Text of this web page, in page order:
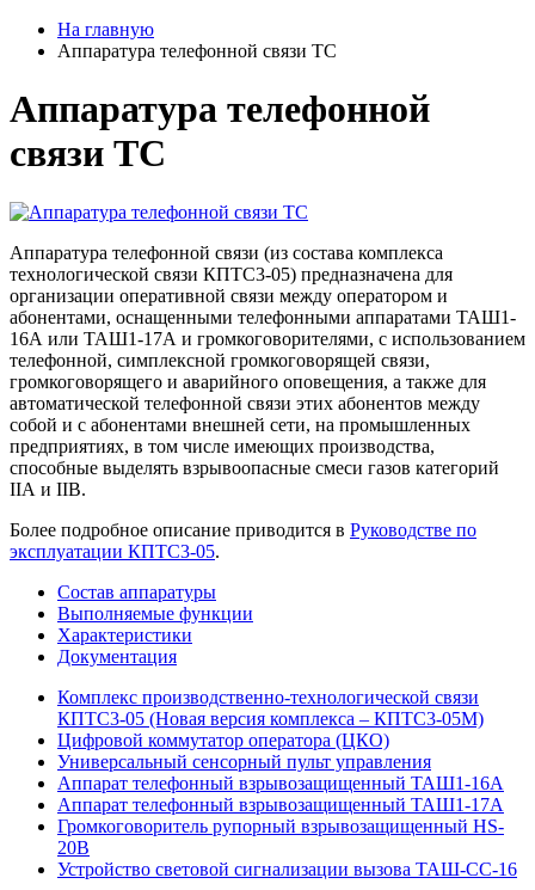
На главную
Аппаратура телефонной связи ТС
Аппаратура телефонной
связи ТС
Аппаратура телефонной связи (из состава комплекса
технологической связи КПТС3-05) предназначена для
организации оперативной связи между оператором и
абонентами, оснащенными телефонными аппаратами ТАШ1-
16А или ТАШ1-17А и громкоговорителями, с использованием
телефонной, симплексной громкоговорящей связи,
громкоговорящего и аварийного оповещения, а также для
автоматической телефонной связи этих абонентов между
собой и с абонентами внешней сети, на промышленных
предприятиях, в том числе имеющих производства,
способные выделять взрывоопасные смеси газов категорий
IIА и IIВ.
Более подробное описание приводится в Руководстве по
эксплуатации КПТС3-05.
Состав аппаратуры
Выполняемые функции
Характеристики
Документация
Комплекс производственно-технологической связи
КПТС3-05 (Новая версия комплекса – КПТС3-05М)
Цифровой коммутатор оператора (ЦКО)
Универсальный сенсорный пульт управления
Аппарат телефонный взрывозащищенный ТАШ1-16А
Аппарат телефонный взрывозащищенный ТАШ1-17А
Громкоговоритель рупорный взрывозащищенный HS-
20B
Устройство световой сигнализации вызова ТАШ-СС-16